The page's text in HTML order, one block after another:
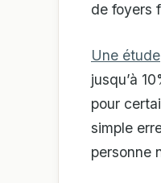
de foyers
Une étude
jusqu’à
pour
simple
personne